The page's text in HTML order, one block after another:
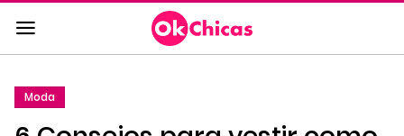
Saltar
al
contenido
Moda